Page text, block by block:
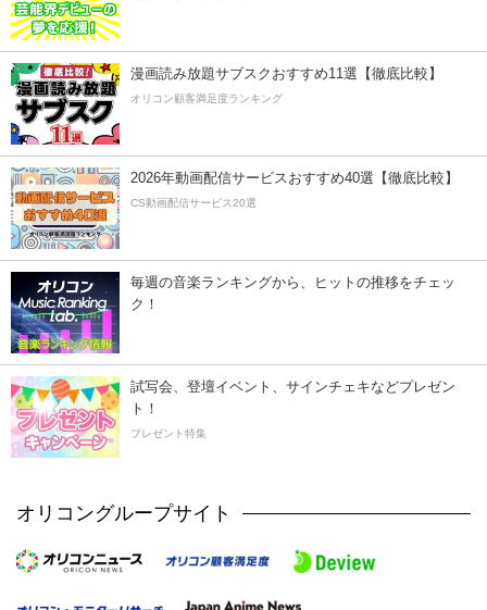
漫画読み放題サブスクおすすめ11選【徹底比較】
オリコン顧客満足度ランキング
2026年動画配信サービスおすすめ40選【徹底比較】
CS動画配信サービス20選
毎週の音楽ランキングから、ヒットの推移をチェッ
ク！
試写会、登壇イベント、サインチェキなどプレゼン
ト！
プレゼント特集
オリコングループサイト